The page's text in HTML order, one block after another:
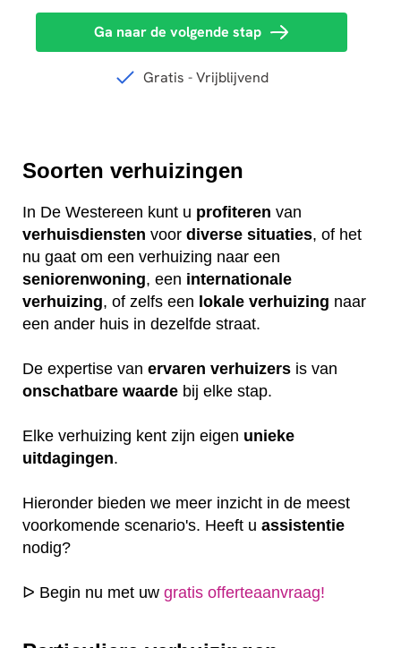
Soorten verhuizingen
In De Westereen kunt u profiteren van
verhuisdiensten voor diverse situaties, of het
nu gaat om een verhuizing naar een
seniorenwoning, een internationale
verhuizing, of zelfs een lokale verhuizing naar
een ander huis in dezelfde straat.
De expertise van ervaren verhuizers is van
onschatbare waarde bij elke stap.
Elke verhuizing kent zijn eigen unieke
uitdagingen.
Hieronder bieden we meer inzicht in de meest
voorkomende scenario's. Heeft u assistentie
nodig?
ᐅ Begin nu met uw gratis offerteaanvraag!